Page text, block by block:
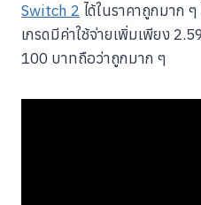
Switch 2 ได้ในราคาถูกมาก
เกรดมีค่าใช้จ่ายเพิ่มเพียง
100 บาทถือว่าถูกมาก ๆ